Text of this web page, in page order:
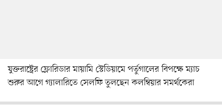
যুক্তরাষ্ট্রের ফ্লোরিডার মায়ামি স্টেডিয়ামে পর্তুগালের বিপক্ষে ম্যাচ
শুরুর আগে গ্যালারিতে সেলফি তুলছেন কলম্বিয়ার সমর্থকেরা